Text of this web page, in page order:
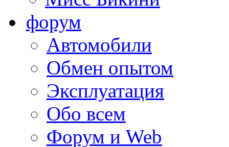
форум
Автомобили
Обмен опытом
Эксплуатация
Обо всем
Форум и Web